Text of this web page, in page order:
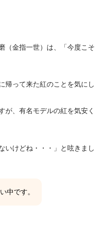
（金指一世）は、「今度こそ
帰って来た紅のことを気にし
が、有名モデルの紅を気安く
いけどね・・・」と呟きまし
中です。